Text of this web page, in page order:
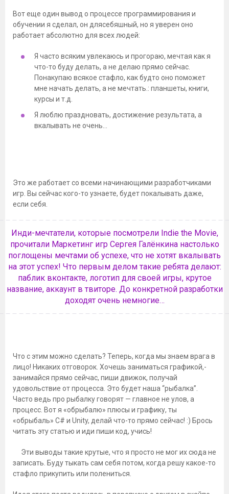
Вот еще один вывод о процессе программирования и
обучении я сделал, он длясебяшный, но я уверен оно
работает абсолютно для всех людей:
Я часто всяким увлекаюсь и прогораю, мечтая как я
что-то буду делать, а не делаю прямо сейчас.
Понакупаю всякое стафло, как будто оно поможет
мне начать делать, а не мечтать.: планшеты, книги,
курсы и т.д.
Я люблю праздновать, достижение результата, а
вкалывать не очень…
Это же работает со всеми начинающими разработчиками
игр. Вы сейчас кого-то узнаете, будет покалывать даже,
если себя.
Инди-мечтатели, которые посмотрели Indie the Movie,
прочитали Маркетинг игр Сергея Галёнкина настолько
поглощены мечтами об успехе, что не хотят вкалывать
на этот успех! Что первым делом такие ребята делают:
паблик вконтакте, логотип для своей игры, крутое
название, аккаунт в твиторе. До конкретной разработки
доходят очень немногие…
Что с этим можно сделать? Теперь, когда мы знаем врага в
лицо! Никаких отговорок. Хочешь заниматься графикой,-
занимайся прямо сейчас, пиши движок, получай
удовольствие от процесса. Это будет наша “рыбалка”.
Часто ведь про рыбалку говорят — главное не улов, а
процесс. Вот я «обрыбалю» плюсы и графику, ты
«обрыбаль» C# и Unity, делай что-то прямо сейчас! :) Брось
читать эту статью и иди пиши код, учись!
Эти выводы такие крутые, что я просто не мог их сюда не
записать. Буду тыкать сам себя потом, когда решу какое-то
стафло прикупить или полениться.